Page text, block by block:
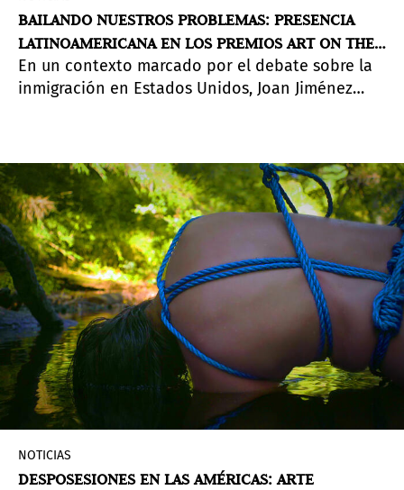
BAILANDO NUESTROS PROBLEMAS: PRESENCIA
LATINOAMERICANA EN LOS PREMIOS ART ON THE
PLAZA 2026 DEL MOCA EN MIAMI
En un contexto marcado por el debate sobre la
inmigración en Estados Unidos, Joan Jiménez
memoria y resistencia de la diáspora latina.
NOTICIAS
DESPOSESIONES EN LAS AMÉRICAS: ARTE